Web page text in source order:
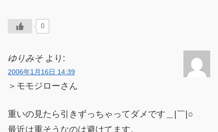
0
ゆりみそ より:
2006年1月16日 14:39
＞モモジローさん
重いの見たら引きずっちゃってダメです＿|￣|○
最近は重そうなのは避けてます。